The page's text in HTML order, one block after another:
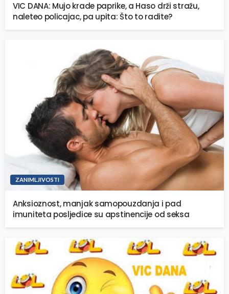
VIC DANA: Mujo krade paprike, a Haso drži stražu,
naleteo policajac, pa upita: Što to radite?
ZANIMLJIVOSTI
Anksioznost, manjak samopouzdanja i pad
imuniteta posljedice su apstinencije od seksa